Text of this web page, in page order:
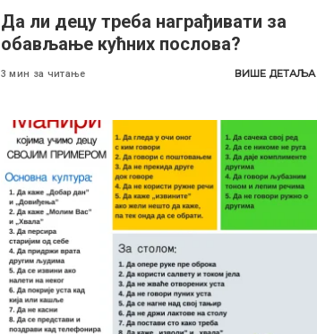
Да ли децу треба награђивати за
обављање кућних послова?
3 мин за читање ВИШЕ ДЕТАЉА